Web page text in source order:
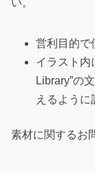
い。
営利目的で
イラスト内
Library”の
えるように
素材に関するお